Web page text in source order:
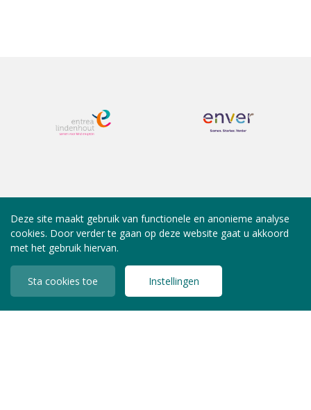
Deze site maakt gebruik van functionele en anonieme analyse
cookies. Door verder te gaan op deze website gaat u akkoord
met het gebruik hiervan.
Sta cookies toe Instellingen